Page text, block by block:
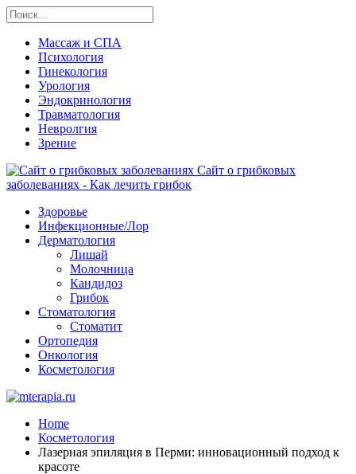
Массаж и СПА
Психология
Гинекология
Урология
Эндокринология
Травматология
Невролгия
Зрение
Сайт о грибковых
заболеваниях - Как лечить грибок
Здоровье
Инфекционные/Лор
Дерматология
Лишай
Молочница
Кандидоз
Грибок
Стоматология
Стоматит
Ортопедия
Онкология
Косметология
Home
Косметология
Лазерная эпиляция в Перми: инновационный подход к
красоте